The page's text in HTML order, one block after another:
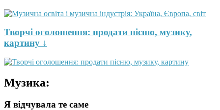
Творчі оголошення: продати пісню, музику,
картину ↓
Музика:
Я відчувала те саме